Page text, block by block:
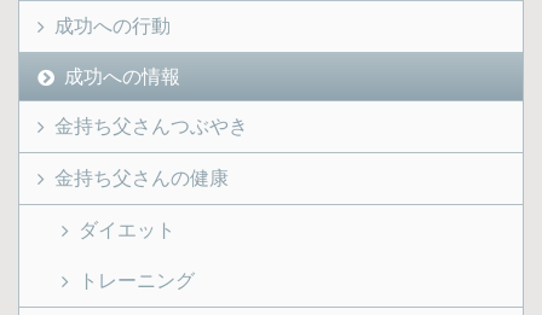
成功への行動
成功への情報
金持ち父さんつぶやき
金持ち父さんの健康
ダイエット
トレーニング